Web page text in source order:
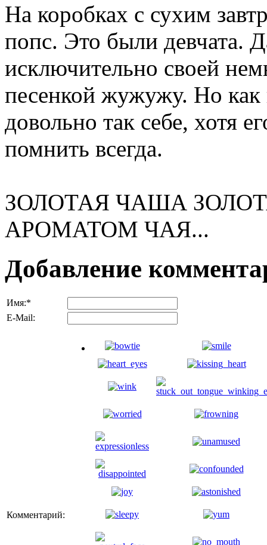
На коробках с сухим
попс. Это были девчата.
исключительно своей
песенкой жужужу. Но как
довольно так себе, хотя
помнить всегда.
ЗОЛОТАЯ ЧАША
АРОМАТОМ ЧАЯ...
Добавление
Имя:*
E-Mail:
Комментарий: